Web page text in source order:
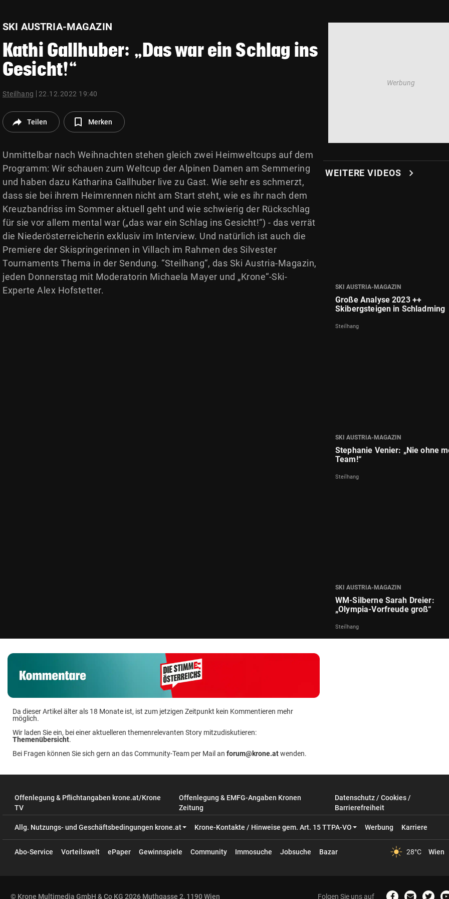
SKI AUSTRIA-MAGAZIN
Kathi Gallhuber: „Das war ein Schlag ins
Gesicht!“
Steilhang 22.12.2022 19:40
Teilen Merken
Unmittelbar nach Weihnachten stehen gleich zwei Heimweltcups auf dem
Programm: Wir schauen zum Weltcup der Alpinen Damen am Semmering
und haben dazu Katharina Gallhuber live zu Gast. Wie sehr es schmerzt,
dass sie bei ihrem Heimrennen nicht am Start steht, wie es ihr nach dem
Kreuzbandriss im Sommer aktuell geht und wie schwierig der Rückschlag
für sie vor allem mental war („das war ein Schlag ins Gesicht!“) - das verrät
die Niederösterreicherin exklusiv im Interview. Und natürlich ist auch die
Premiere der Skispringerinnen in Villach im Rahmen des Silvester
Tournaments Thema in der Sendung. “Steilhang“, das Ski Austria-Magazin,
jeden Donnerstag mit Moderatorin Michaela Mayer und „Krone“-Ski-
Experte Alex Hofstetter.
WEITERE VIDEOS chevron_right
SKI AUSTRIA-MAGAZIN
Große Analyse 2023 ++
Skibergsteigen in Schladming
Steilhang
SKI AUSTRIA-MAGAZIN
Stephanie Venier: „Nie ohne
Team!“
Steilhang
SKI AUSTRIA-MAGAZIN
WM-Silberne Sarah Dreier:
„Olympia-Vorfreude groß“
Steilhang
Da dieser Artikel älter als 18 Monate ist, ist zum jetzigen Zeitpunkt kein Kommentieren mehr
möglich.
Wir laden Sie ein, bei einer aktuelleren themenrelevanten Story mitzudiskutieren:
Themenübersicht.
Bei Fragen können Sie sich gern an das Community-Team per Mail an forum@krone.atwenden.
Offenlegung & Pflichtangaben krone.at/Krone
TV
Offenlegung & EMFG-Angaben Kronen
Zeitung
Datenschutz / Cookies /
Barrierefreiheit
Allg. Nutzungs- und Geschäftsbedingungen krone.at Krone-Kontakte / Hinweise gem. Art. 15 TTPA-VO Werbung Karriere
Abo-Service Vorteilswelt ePaper Gewinnspiele Community Immosuche Jobsuche Bazar 28°C Wien
© Krone Multimedia GmbH & Co KG 2026 Muthgasse 2, 1190 Wien Folgen Sie uns auf